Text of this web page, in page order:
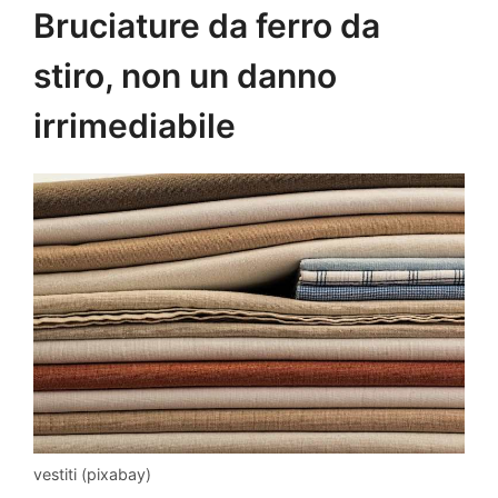
Bruciature da ferro da
stiro, non un danno
irrimediabile
vestiti (pixabay)